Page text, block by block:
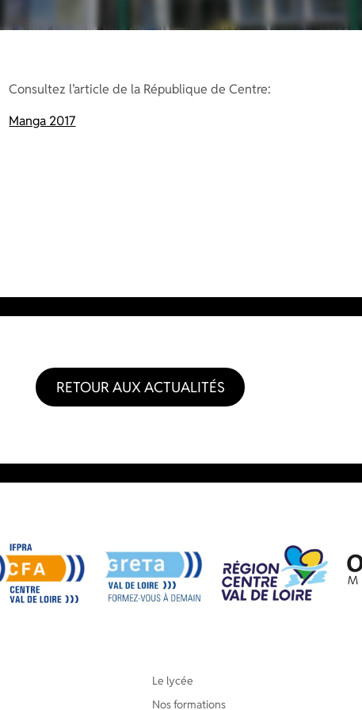
Consultez l’article de la République de Centre:
Manga 2017
RETOUR AUX ACTUALITÉS
Le lycée
Nos formations